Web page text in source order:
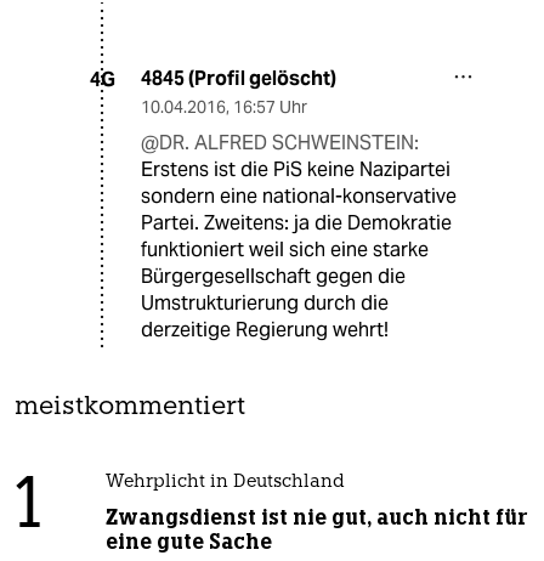
4G 4845 (Profil gelöscht)
10.04.2016, 16:57 Uhr
@DR. ALFRED SCHWEINSTEIN:
Erstens ist die PiS keine Nazipartei
sondern eine national-konservative
Partei. Zweitens: ja die Demokratie
funktioniert weil sich eine starke
Bürgergesellschaft gegen die
Umstrukturierung durch die
derzeitige Regierung wehrt!
meistkommentiert
1 Wehrplicht in Deutschland
Zwangsdienst ist nie gut, auch nicht für
eine gute Sache